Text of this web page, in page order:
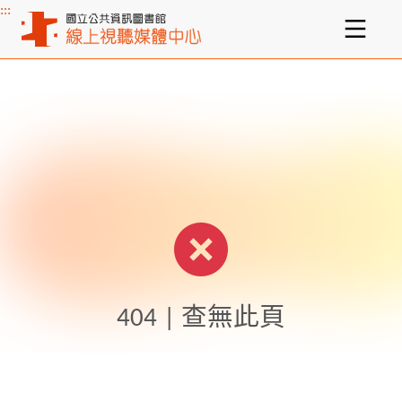
主要內容區塊
:::
404 | 查無此頁